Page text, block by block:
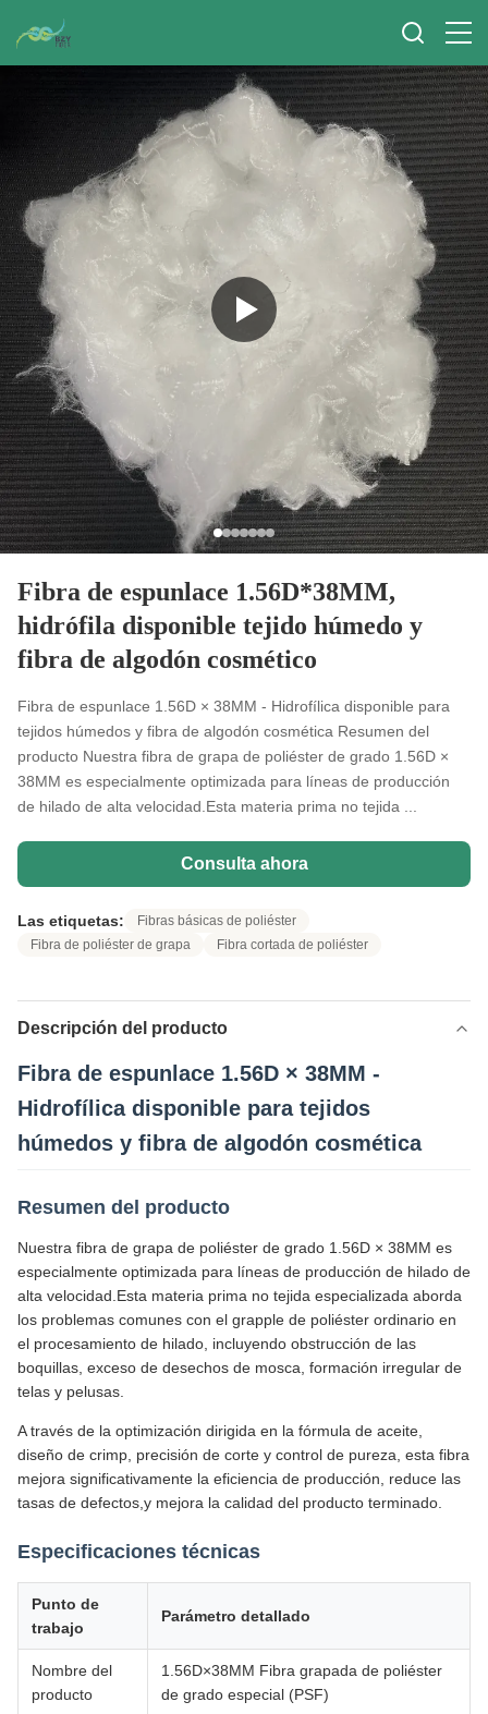
Fibra de espunlace 1.56D*38MM,
hidrófila disponible tejido húmedo y
fibra de algodón cosmético
Fibra de espunlace 1.56D × 38MM - Hidrofílica disponible para
tejidos húmedos y fibra de algodón cosmética Resumen del
producto Nuestra fibra de grapa de poliéster de grado 1.56D ×
38MM es especialmente optimizada para líneas de producción
de hilado de alta velocidad.Esta materia prima no tejida ...
Consulta ahora
Las etiquetas:
Fibras básicas de poliéster
Fibra de poliéster de grapa
Fibra cortada de poliéster
Descripción del producto
Fibra de espunlace 1.56D × 38MM -
Hidrofílica disponible para tejidos
húmedos y fibra de algodón cosmética
Resumen del producto
Nuestra fibra de grapa de poliéster de grado 1.56D × 38MM es
especialmente optimizada para líneas de producción de hilado de
alta velocidad.Esta materia prima no tejida especializada aborda
los problemas comunes con el grapple de poliéster ordinario en
el procesamiento de hilado, incluyendo obstrucción de las
boquillas, exceso de desechos de mosca, formación irregular de
telas y pelusas.
A través de la optimización dirigida en la fórmula de aceite,
diseño de crimp, precisión de corte y control de pureza, esta fibra
mejora significativamente la eficiencia de producción, reduce las
tasas de defectos,y mejora la calidad del producto terminado.
Especificaciones técnicas
Punto de
trabajo
Parámetro detallado
Nombre del
producto
1.56D×38MM Fibra grapada de poliéster
de grado especial (PSF)